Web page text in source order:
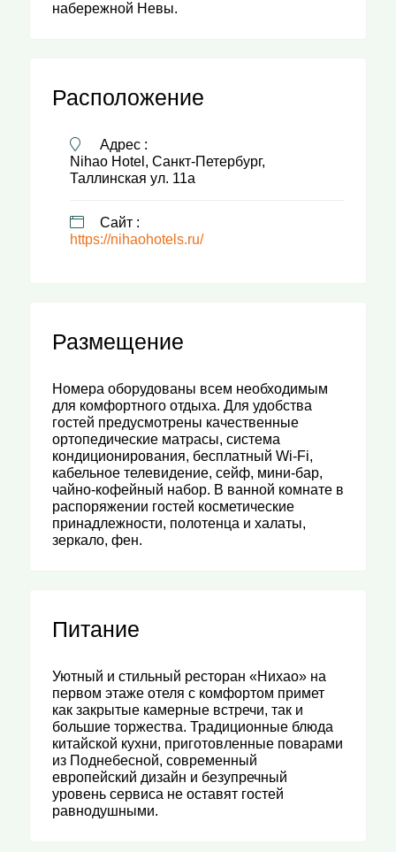
набережной Невы.
Расположение
Адрес :
Nihao Hotel, Санкт-Петербург,
Таллинская ул. 11a
Сайт :
https://nihaohotels.ru/
Размещение
Номера оборудованы всем необходимым
для комфортного отдыха. Для удобства
гостей предусмотрены качественные
ортопедические матрасы, система
кондиционирования, бесплатный Wi-Fi,
кабельное телевидение, сейф, мини-бар,
чайно-кофейный набор. В ванной комнате в
распоряжении гостей косметические
принадлежности, полотенца и халаты,
зеркало, фен.
Питание
Уютный и стильный ресторан «Нихао» на
первом этаже отеля с комфортом примет
как закрытые камерные встречи, так и
большие торжества. Традиционные блюда
китайской кухни, приготовленные поварами
из Поднебесной, современный
европейский дизайн и безупречный
уровень сервиса не оставят гостей
равнодушными.